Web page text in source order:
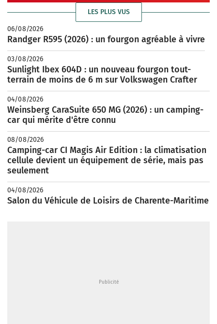
LES PLUS VUS
06/08/2026
Randger R595 (2026) : un fourgon agréable à vivre
03/08/2026
Sunlight Ibex 604D : un nouveau fourgon tout-
terrain de moins de 6 m sur Volkswagen Crafter
04/08/2026
Weinsberg CaraSuite 650 MG (2026) : un camping-
car qui mérite d'être connu
08/08/2026
Camping-car CI Magis Air Edition : la climatisation
cellule devient un équipement de série, mais pas
seulement
04/08/2026
Salon du Véhicule de Loisirs de Charente-Maritime